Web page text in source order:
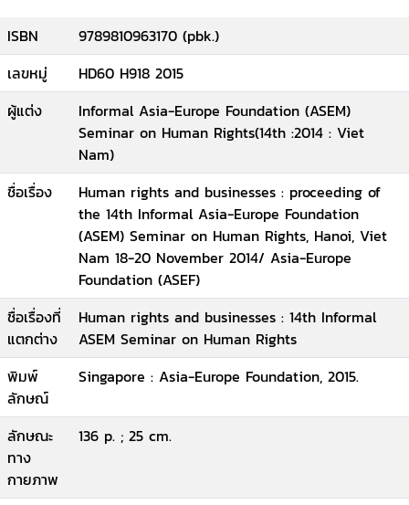
ISBN
9789810963170 (pbk.)
เลขหมู่
HD60 H918 2015
ผู้แต่ง
Informal Asia-Europe Foundation (ASEM)
Seminar on Human Rights(14th :2014 : Viet
Nam)
ชื่อเรื่อง
Human rights and businesses : proceeding of
the 14th Informal Asia-Europe Foundation
(ASEM) Seminar on Human Rights, Hanoi, Viet
Nam 18-20 November 2014/ Asia-Europe
Foundation (ASEF)
ชื่อเรื่องที่
แตกต่าง
Human rights and businesses : 14th Informal
ASEM Seminar on Human Rights
พิมพ์
ลักษณ์
Singapore : Asia-Europe Foundation, 2015.
ลักษณะ
ทาง
กายภาพ
136 p. ; 25 cm.